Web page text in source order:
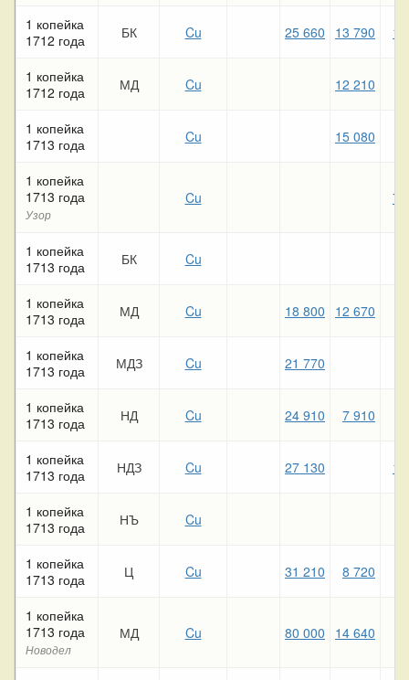
1 копейка
1712 года
БК Cu 25 660 13 790
1 копейка
1712 года
МД Cu 12 210
1 копейка
1713 года
Cu 15 080
1 копейка
1713 года
Узор
Cu
1 копейка
1713 года
БК Cu
1 копейка
1713 года
МД Cu 18 800 12 670
1 копейка
1713 года
МДЗ Cu 21 770
1 копейка
1713 года
НД Cu 24 910 7 910
1 копейка
1713 года
НДЗ Cu 27 130
1 копейка
1713 года
НЪ Cu
1 копейка
1713 года
Ц Cu 31 210 8 720
1 копейка
1713 года
Новодел
МД Cu 80 000 14 640